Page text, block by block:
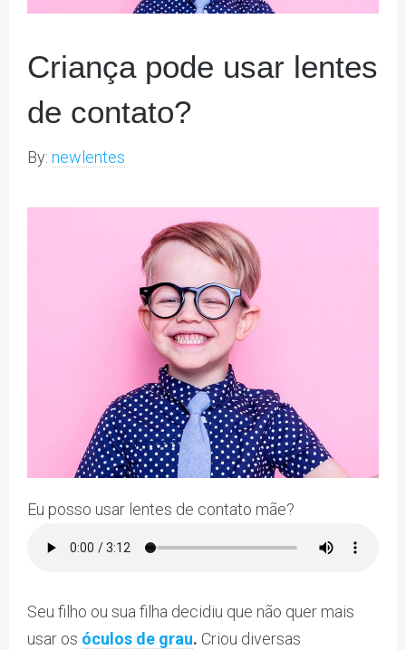
Criança pode usar lentes
de contato?
By: newlentes
Eu posso usar lentes de contato mãe?
Seu filho ou sua filha decidiu que não quer mais
usar os óculos de grau. Criou diversas